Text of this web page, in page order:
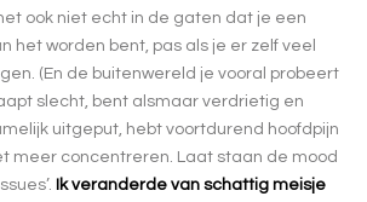
ook niet echt in de gaten dat je een
het worden bent, pas als je er zelf veel
(En de buitenwereld je vooral probeert
slecht, bent alsmaar verdrietig en
uitgeput, hebt voortdurend hoofdpijn
meer concentreren. Laat staan de mood
Ik veranderde van schattig meisje